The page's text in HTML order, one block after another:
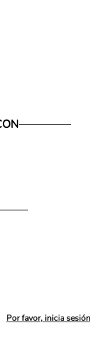
Por favor, inicia